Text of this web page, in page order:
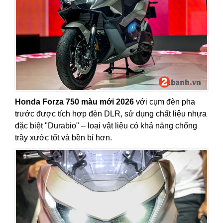
Honda Forza 750 màu mới 2026 với cụm đèn pha
trước được tích hợp đèn DLR, sử dụng chất liệu nhựa
đặc biệt "Durabio" – loại vật liệu có khả năng chống
trầy xước tốt và bền bỉ hơn.